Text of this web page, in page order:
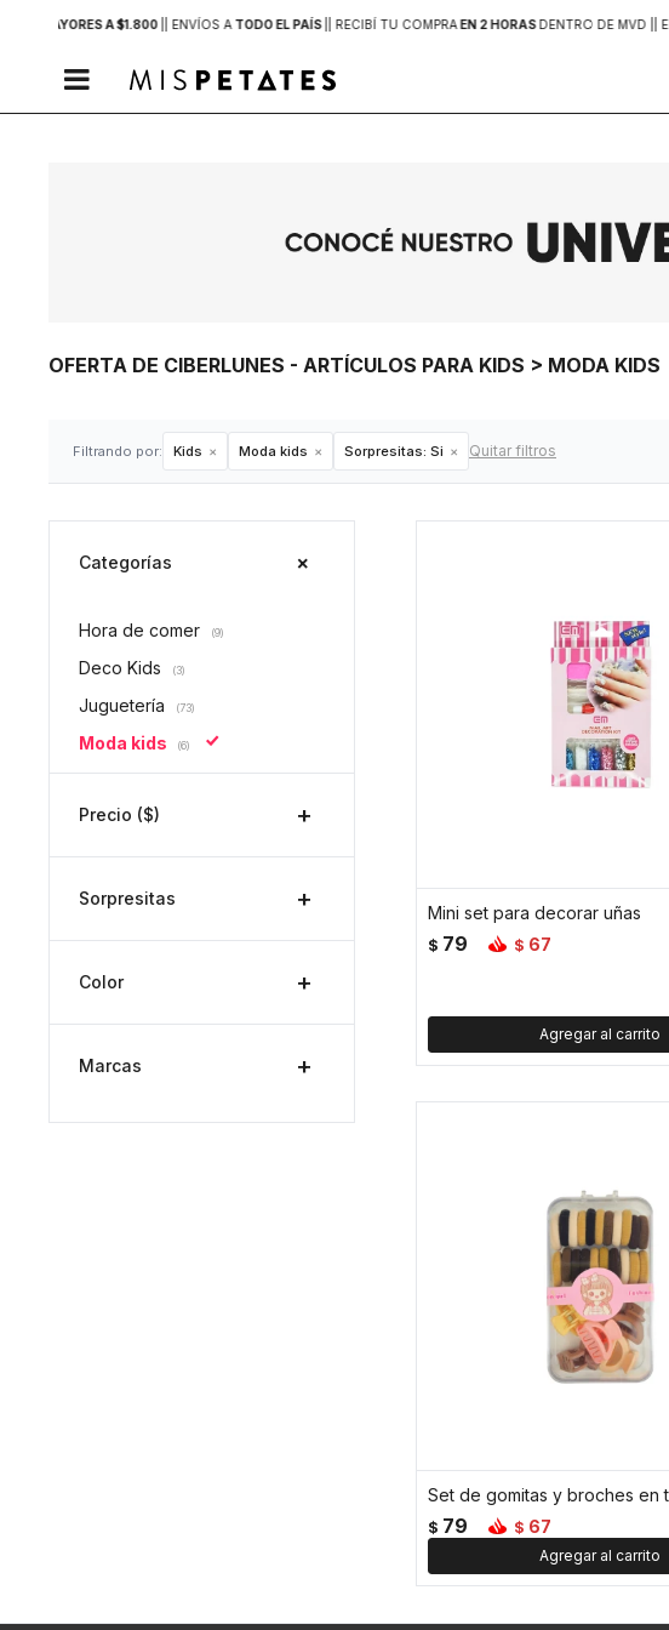
MAYORES A $1.800 | ENVÍOS A TODO EL PAÍS | RECIBÍ TU COMPRAEN 2 HORASDENTRO DE MVD | |

OFERTA DE CIBERLUNES - ARTÍCULOS PARA KIDS > MODA KIDS
Filtrando por: Kids Moda kids Sorpresitas: Si Quitar filtros
Mini set para decorar uñas
$ 79 $ 67
$ 79 $ 67
Categorías
Hora de comer (9)
Deco Kids (3)
Juguetería (73)
Moda kids (6)
Precio ($)
Sorpresitas
Color
Marcas